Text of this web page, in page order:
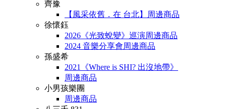
齊豫
【風采依舊．在 台北】周邊商品
徐懷鈺
2026《光致蛻變》巡演周邊商品
2024 音樂分享會周邊商品
孫盛希
2021《Where is SHI? 出沒地帶》
周邊商品
小男孩樂團
周邊商品